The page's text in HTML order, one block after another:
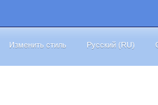
Изменить стиль Русский (RU)